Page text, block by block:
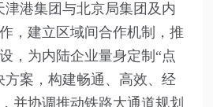
津港集团与北京局集团及内
，建立区域间合作机制，推
，为内陆企业量身定制“点
方案，构建畅通、高效、经
并协调推动铁路大通道规划